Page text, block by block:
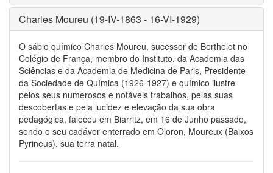
Charles Moureu (19-IV-1863 - 16-VI-1929)
O sábio químico Charles Moureu, sucessor de Berthelot no
Colégio de França, membro do Instituto, da Academia das
Sciências e da Academia de Medicina de Paris, Presidente
da Sociedade de Química (1926-1927) e químico ilustre
pelos seus numerosos e notáveis trabalhos, pelas suas
descobertas e pela lucidez e elevação da sua obra
pedagógica, faleceu em Biarritz, em 16 de Junho passado,
sendo o seu cadáver enterrado em Oloron, Moureux (Baixos
Pyrineus), sua terra natal.